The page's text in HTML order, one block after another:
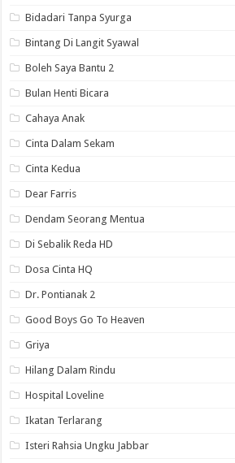
Bidadari Tanpa Syurga
Bintang Di Langit Syawal
Boleh Saya Bantu 2
Bulan Henti Bicara
Cahaya Anak
Cinta Dalam Sekam
Cinta Kedua
Dear Farris
Dendam Seorang Mentua
Di Sebalik Reda HD
Dosa Cinta HQ
Dr. Pontianak 2
Good Boys Go To Heaven
Griya
Hilang Dalam Rindu
Hospital Loveline
Ikatan Terlarang
Isteri Rahsia Ungku Jabbar